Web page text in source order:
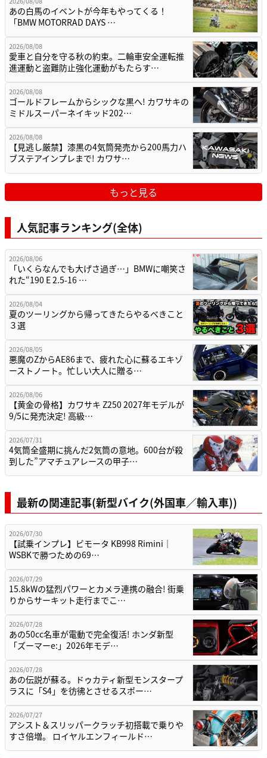
あの白馬のイベントが今年もやってくる！
「BMW MOTORRAD DAYS …
2026/08/08
愛車と自分を守る秋の約束。二輪車安全運転推
進運動と盗難防止強化運動がもたらす…
2026/08/08
ゴールドフレームからシックな黒へ! カワサキの
ミドルスーパーネイキッド202…
2026/08/08
【見逃し厳禁】漆黒の4気筒発売から200馬力ハ
ブステアインプレまで! カワサ…
もっと見る
人気記事ランキング(全体)
2026/08/06
「いくらなんでも大げさ過ぎ…」BMWに嘲笑さ
れた“190 E 2.5-16 …
2026/08/04
夏のツーリングから帰ってきたらやるべきこと
３選
2026/08/05
悪魔のZからAE86まで、疲れた心に蘇るエキゾ
ーストノート。忙しい大人に贈る…
2026/08/06
【黄金の骨格】カワサキ Z250 2027年モデルが
9/5に発売決定! 高級…
2026/07/31
4気筒全盛期に挑んだ2気筒の意地。600台が殺
到した”アマチュアレースの甲子…
最新の関連記事(新型バイク(外国車／輸入車))
2026/07/30
【試乗インプレ】ビモータ KB998 Rimini｜
WSBKで勝つための69…
2026/07/29
15.8kWの猛烈パワーとカメラ連携の融合! 街乗
りからサーキット走行までこ…
2026/07/28
あの50cc名車が電動で完全復活! ホンダ新型
「ズーマーe:」2026年モデ…
2026/07/28
あの伝説が蘇る。ドゥカティ新型モンスタープ
ラスに「S4」を彷彿とさせるスポー…
2026/07/27
アシスト＆スリッパークラッチ初搭載で乗りや
すさ倍増。 ロイヤルエンフィールド…